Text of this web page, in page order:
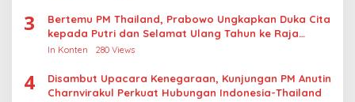
3
Bertemu PM Thailand, Prabowo Ungkapkan Duka Cita
kepada Putri dan Selamat Ulang Tahun ke Raja
Thailand
In Konten 280 Views
4
Disambut Upacara Kenegaraan, Kunjungan PM Anutin
Charnvirakul Perkuat Hubungan Indonesia-Thailand